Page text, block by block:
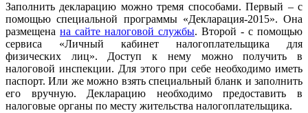
Заполнить декларацию можно тремя способами. Первый – с
помощью специальной программы «Декларация-2015». Она
размещена на сайте налоговой службы. Второй - с помощью
сервиса «Личный кабинет налогоплательщика для
физических лиц». Доступ к нему можно получить в
налоговой инспекции. Для этого при себе необходимо иметь
паспорт. Или же можно взять специальный бланк и заполнить
его вручную. Декларацию необходимо предоставить в
налоговые органы по месту жительства налогоплательщика.